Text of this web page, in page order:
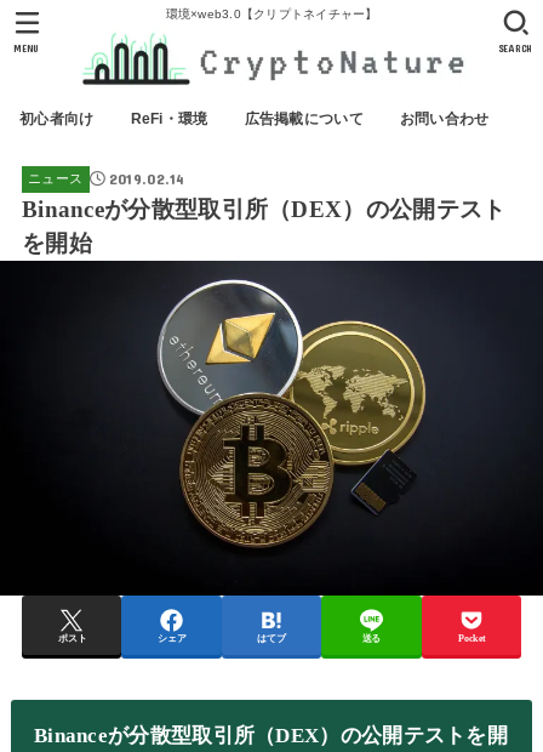
環境×web3.0【クリプトネイチャー】
初心者向け ReFi・環境 広告掲載について お問い合わせ
SEARCH
MENU
ニュース 2019.02.14
Binanceが分散型取引所（DEX）の公開テスト
を開始
ポスト シェア はてブ 送る Pocket
Binanceが分散型取引所（DEX）の公開テストを開